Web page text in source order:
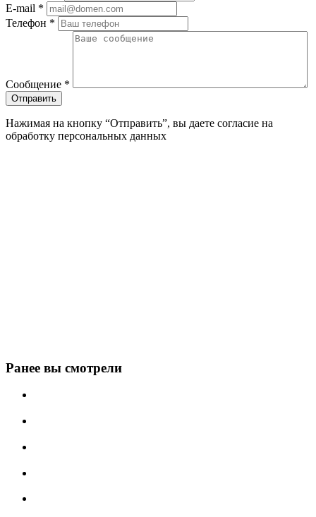
E-mail *
Телефон *
Сообщение *
Нажимая на кнопку “Отправить”, вы даете согласие на
обработку персональных данных
Ранее вы смотрели